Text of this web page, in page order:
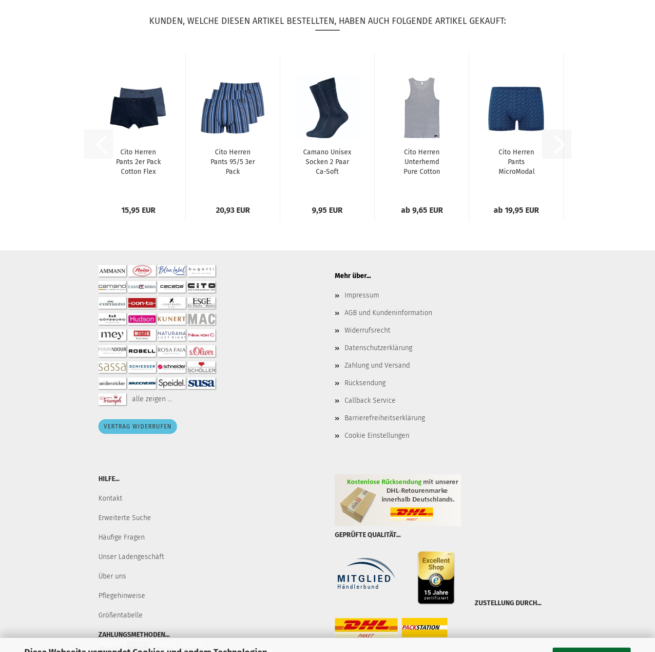
KUNDEN, WELCHE DIESEN ARTIKEL BESTELLTEN, HABEN AUCH FOLGENDE ARTIKEL GEKAUFT:
Cito Herren
Pants 2er Pack
Cotton Flex
15,95 EUR
Cito Herren
Pants 95/5 3er
Pack
20,93 EUR
Camano Unisex
Socken 2 Paar
Ca-Soft
9,95 EUR
Cito Herren
Unterhemd
Pure Cotton
ab 9,65 EUR
Cito Herren
Pants
MicroModal
ab 19,95 EUR
alle zeigen ...
VERTRAG WIDERRUFEN
Mehr über...
Impressum
AGB und Kundeninformation
Widerrufsrecht
Datenschutzerklärung
Zahlung und Versand
Rücksendung
Callback Service
Barrierefreiheitserklärung
Cookie Einstellungen
HILFE...
Kontakt
Erweiterte Suche
Häufige Fragen
Unser Ladengeschäft
Über uns
Pflegehinweise
Größentabelle
ZAHLUNGSMETHODEN...
GEPRÜFTE QUALITÄT...
ZUSTELLUNG DURCH...